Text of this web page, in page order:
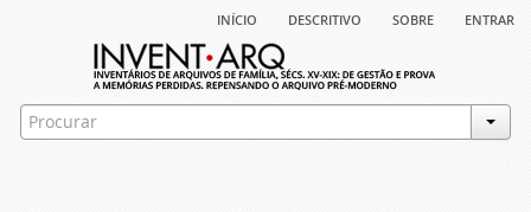
início descritivo sobre entrar